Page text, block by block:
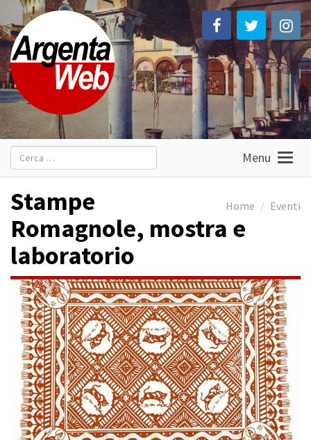
Ricerca
Menu
Home Eventi
Stampe
Romagnole, mostra e
laboratorio